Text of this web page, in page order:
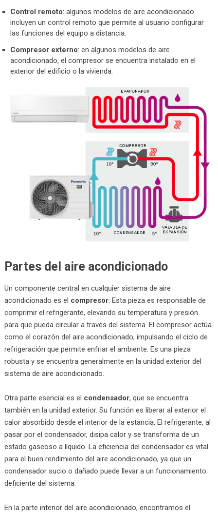
Control remoto: algunos modelos de aire acondicionado
incluyen un control remoto que permite al usuario configurar
las funciones del equipo a distancia.
Compresor externo: en algunos modelos de aire
acondicionado, el compresor se encuentra instalado en el
exterior del edificio o la vivienda.
Partes del aire acondicionado
Un componente central en cualquier sistema de aire
acondicionado es el compresor. Esta pieza es responsable de
comprimir el refrigerante, elevando su temperatura y presión
para que pueda circular a través del sistema. El compresor actúa
como el corazón del aire acondicionado, impulsando el ciclo de
refrigeración que permite enfriar el ambiente. Es una pieza
robusta y se encuentra generalmente en la unidad exterior del
sistema de aire acondicionado.
Otra parte esencial es el condensador, que se encuentra
también en la unidad exterior. Su función es liberar al exterior el
calor absorbido desde el interior de la estancia. El refrigerante, al
pasar por el condensador, disipa calor y se transforma de un
estado gaseoso a líquido. La eficiencia del condensador es vital
para el buen rendimiento del aire acondicionado, ya que un
condensador sucio o dañado puede llevar a un funcionamiento
deficiente del sistema.
En la parte interior del aire acondicionado, encontramos el